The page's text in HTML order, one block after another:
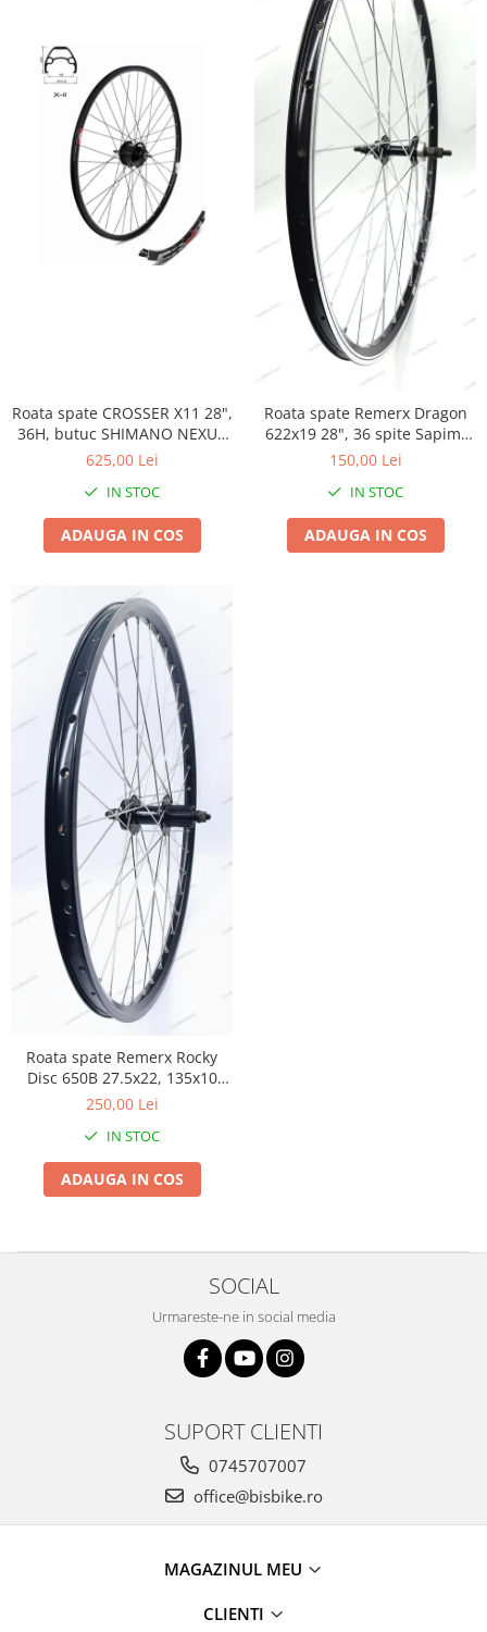
Roata spate CROSSER X11 28",
36H, butuc SHIMANO NEXUS
SG-C3001-7vit 127x10
625,00 Lei
IN STOC
ADAUGA IN COS
Roata spate Remerx Dragon
622x19 28", 36 spite Sapim,
butuc Quando 135X10
150,00 Lei
IN STOC
ADAUGA IN COS
Roata spate Remerx Rocky
Disc 650B 27.5x22, 135x10
mm, 36 spite Sapim
250,00 Lei
IN STOC
ADAUGA IN COS
SOCIAL
Urmareste-ne in social media
SUPORT CLIENTI
0745707007
office@bisbike.ro
MAGAZINUL MEU
CLIENTI